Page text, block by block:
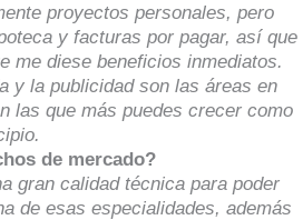
proyectos personales, pero
y facturas por pagar, así que
me diese beneficios inmediatos.
y la publicidad son las áreas en
las que más puedes crecer como
de mercado?
gran calidad técnica para poder
de esas especialidades, además